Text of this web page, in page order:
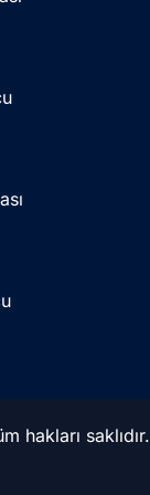
hakları saklıdır.